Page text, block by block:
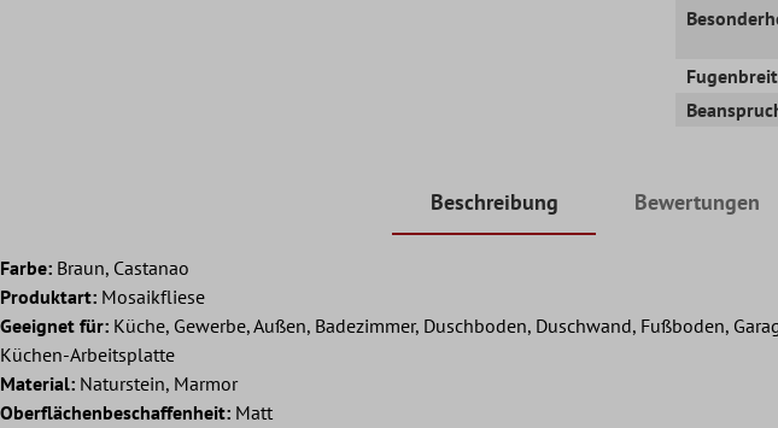
Beschreibung Bewertungen
Farbe: Braun, Castanao
Produktart: Mosaikfliese
Geeignet für: Küche, Gewerbe, Außen, Badezimmer, Duschboden, Duschwand, Fußboden,
Küchen-Arbeitsplatte
Material: Naturstein, Marmor
Oberflächenbeschaffenheit: Matt